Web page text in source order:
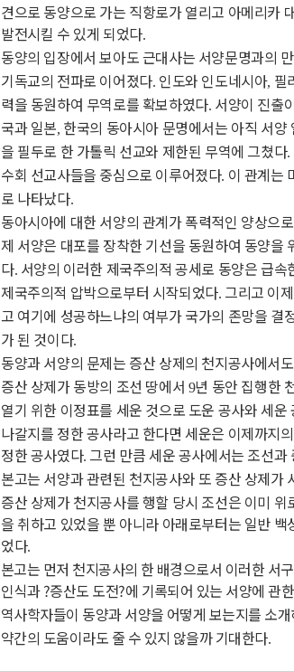
견으로 동양으로 가는 직항로가 열리고 아메리카
발전시킬 수 있게 되었다.
동양의 입장에서 보아도 근대사는 서양문명과의
기독교의 전파로 이어졌다. 인도와 인도네시아, 필
력을 동원하여 무역로를 확보하였다. 서양이 진출
국과 일본, 한국의 동아시아 문명에서는 아직 서
을 필두로 한 가톨릭 선교와 제한된 무역에 그쳤다.
수회 선교사들을 중심으로 이루어졌다. 이 관계는
로 나타났다.
동아시아에 대한 서양의 관계가 폭력적인 양상으
제 서양은 대포를 장착한 기선을 동원하여 동양을
다. 서양의 이러한 제국주의적 공세로 동양은 급
제국주의적 압박으로부터 시작되었다. 그리고 이
고 여기에 성공하느냐의 여부가 국가의 존망을 결
가 된 것이다.
동양과 서양의 문제는 증산 상제의 천지공사에서
증산 상제가 동방의 조선 땅에서 9년 동안 집행한
열기 위한 이정표를 세운 것으로 도운 공사와 세운
나갈지를 정한 공사라고 한다면 세운은 이제까지
정한 공사였다. 그런 만큼 세운 공사에서는 조선과
본고는 서양과 관련된 천지공사와 또 증산 상제
증산 상제가 천지공사를 행할 당시 조선은 이미
을 취하고 있었을 뿐 아니라 아래로부터는 일반
었다.
본고는 먼저 천지공사의 한 배경으로서 이러한 서
인식과?증산도 도전?에 기록되어 있는 서양에 관
역사학자들이 동양과 서양을 어떻게 보는지를 소
약간의 도움이라도 줄 수 있지 않을까 기대한다.